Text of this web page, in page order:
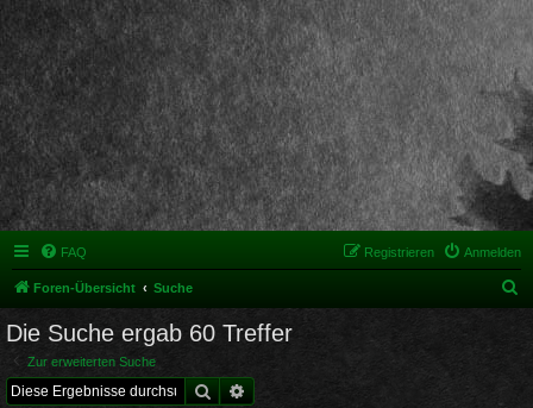
FAQ Anmelden
Registrieren
Foren-Übersicht Suche
Die Suche ergab 60 Treffer
Zur erweiterten Suche
Suche